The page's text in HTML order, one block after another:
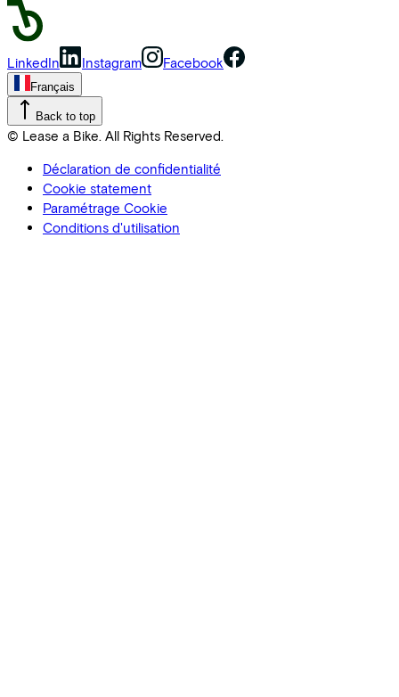
LinkedIn Instagram Facebook
Français
Back to top
© Lease a Bike. All Rights Reserved.
Déclaration de confidentialité
Cookie statement
Paramétrage Cookie
Conditions d'utilisation